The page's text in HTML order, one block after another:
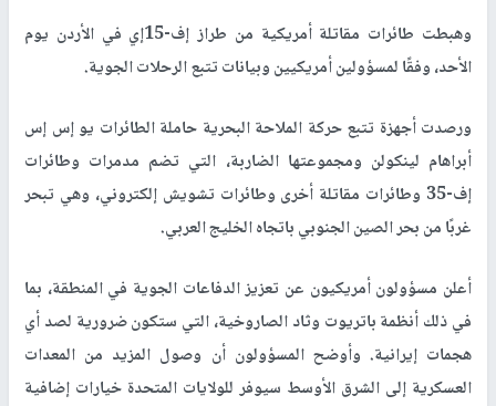
وهبطت طائرات مقاتلة أمريكية من طراز إف-15إي في الأردن يوم
الأحد، وفقًا لمسؤولين أمريكيين وبيانات تتبع الرحلات الجوية.
ورصدت أجهزة تتبع حركة الملاحة البحرية حاملة الطائرات يو إس إس
أبراهام لينكولن ومجموعتها الضاربة، التي تضم مدمرات وطائرات
إف-35 وطائرات مقاتلة أخرى وطائرات تشويش إلكتروني، وهي تبحر
غربًا من بحر الصين الجنوبي باتجاه الخليج العربي.
أعلن مسؤولون أمريكيون عن تعزيز الدفاعات الجوية في المنطقة، بما
في ذلك أنظمة باتريوت وثاد الصاروخية، التي ستكون ضرورية لصد أي
هجمات إيرانية. وأوضح المسؤولون أن وصول المزيد من المعدات
العسكرية إلى الشرق الأوسط سيوفر للولايات المتحدة خيارات إضافية